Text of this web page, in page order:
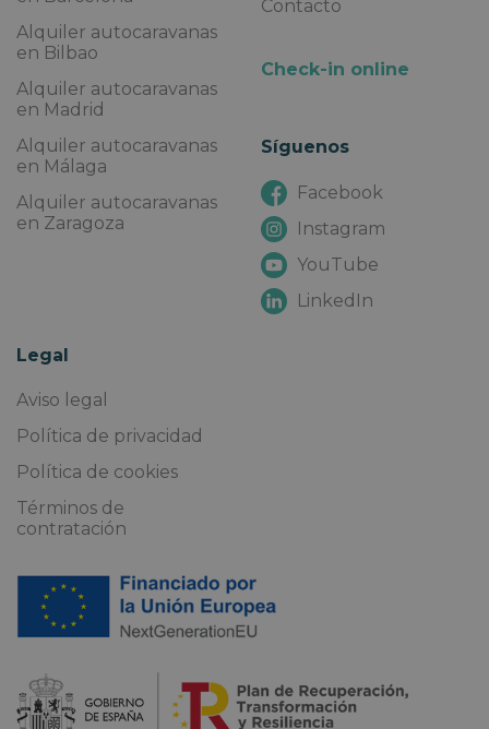
Alquiler autocaravanas
en Bilbao
Alquiler autocaravanas
en Madrid
Alquiler autocaravanas
en Málaga
Alquiler autocaravanas
en Zaragoza
Contacto
Check-in online
Síguenos
Facebook
Instagram
YouTube
LinkedIn
Legal
Aviso legal
Política de privacidad
Política de cookies
Términos de
contratación